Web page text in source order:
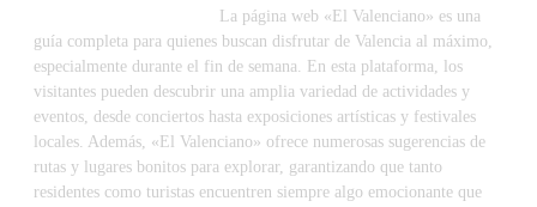
La página web «El Valenciano» es una
guía completa para quienes buscan disfrutar de Valencia al máximo,
especialmente durante el fin de semana. En esta plataforma, los
visitantes pueden descubrir una amplia variedad de actividades y
eventos, desde conciertos hasta exposiciones artísticas y festivales
locales. Además, «El Valenciano» ofrece numerosas sugerencias de
rutas y lugares bonitos para explorar, garantizando que tanto
residentes como turistas encuentren siempre algo emocionante que